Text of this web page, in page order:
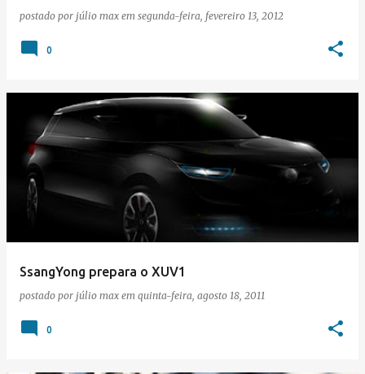
postado por júlio max em segunda-feira, fevereiro 13, 2012
0
SsangYong prepara o XUV1
postado por júlio max em quinta-feira, agosto 18, 2011
0